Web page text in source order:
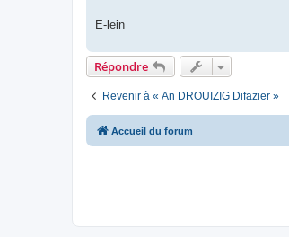
E-lein
Répondre
Revenir à « An DROUIZIG Difazier »
Accueil du forum